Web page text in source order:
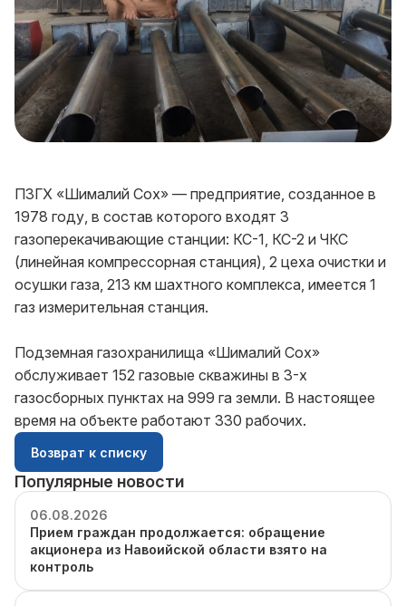
ПЗГХ «Шималий Сох» — предприятие, созданное в
1978 году, в состав которого входят 3
газоперекачивающие станции: КС-1, КС-2 и ЧКС
(линейная компрессорная станция), 2 цеха очистки и
осушки газа, 213 км шахтного комплекса, имеется 1
газ измерительная станция.
Подземная газохранилища «Шималий Сох»
обслуживает 152 газовые скважины в 3-х
газосборных пунктах на 999 га земли. В настоящее
время на объекте работают 330 рабочих.
Возврат к списку
Популярные новости
06.08.2026
Прием граждан продолжается: обращение
акционера из Навоийской области взято на
контроль